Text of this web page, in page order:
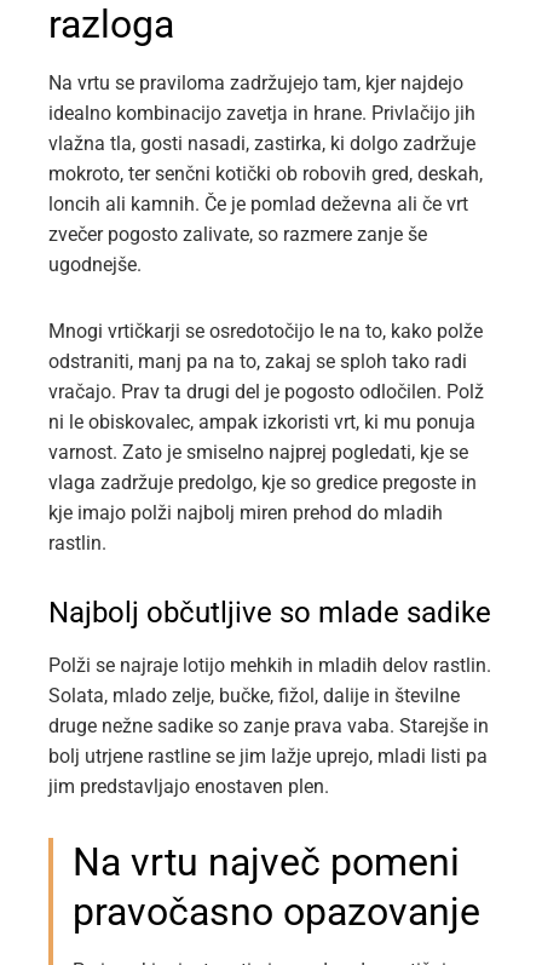
razloga
Na vrtu se praviloma zadržujejo tam, kjer najdejo
idealno kombinacijo zavetja in hrane. Privlačijo jih
vlažna tla, gosti nasadi, zastirka, ki dolgo zadržuje
mokroto, ter senčni kotički ob robovih gred, deskah,
loncih ali kamnih. Če je pomlad deževna ali če vrt
zvečer pogosto zalivate, so razmere zanje še
ugodnejše.
Mnogi vrtičkarji se osredotočijo le na to, kako polže
odstraniti, manj pa na to, zakaj se sploh tako radi
vračajo. Prav ta drugi del je pogosto odločilen. Polž
ni le obiskovalec, ampak izkoristi vrt, ki mu ponuja
varnost. Zato je smiselno najprej pogledati, kje se
vlaga zadržuje predolgo, kje so gredice pregoste in
kje imajo polži najbolj miren prehod do mladih
rastlin.
Najbolj občutljive so mlade sadike
Polži se najraje lotijo mehkih in mladih delov rastlin.
Solata, mlado zelje, bučke, fižol, dalije in številne
druge nežne sadike so zanje prava vaba. Starejše in
bolj utrjene rastline se jim lažje uprejo, mladi listi pa
jim predstavljajo enostaven plen.
Na vrtu največ pomeni
pravočasno opazovanje